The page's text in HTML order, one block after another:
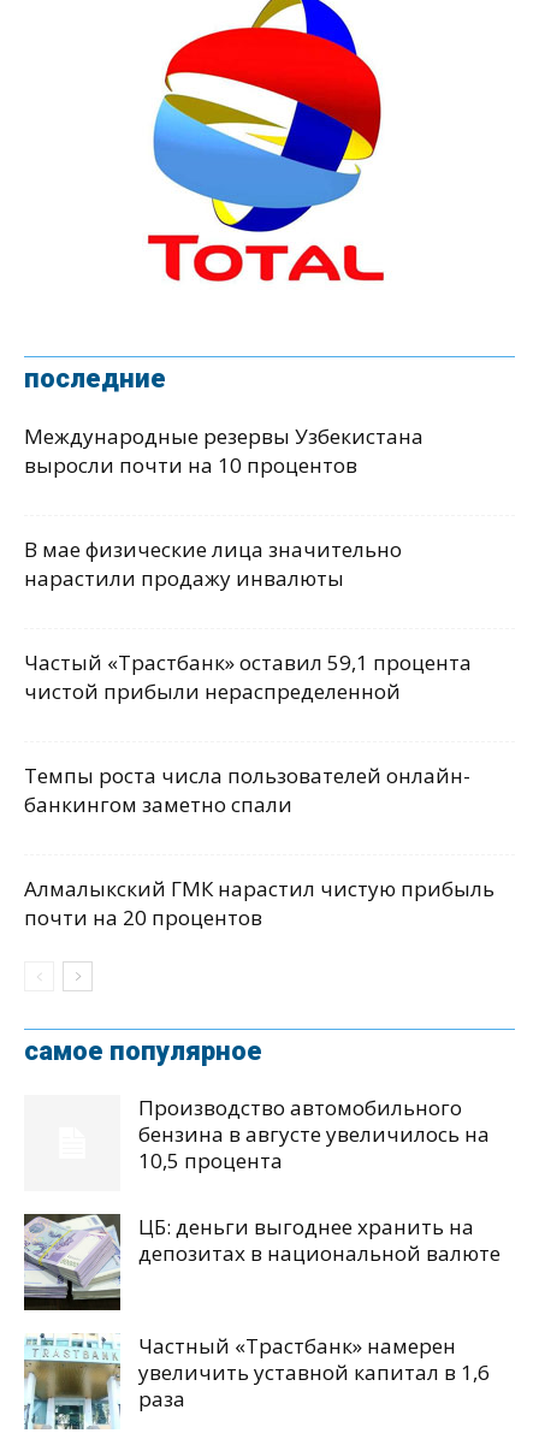
последние
Международные резервы Узбекистана
выросли почти на 10 процентов
В мае физические лица значительно
нарастили продажу инвалюты
Частый «Трастбанк» оставил 59,1 процента
чистой прибыли нераспределенной
Темпы роста числа пользователей онлайн-
банкингом заметно спали
Алмалыкский ГМК нарастил чистую прибыль
почти на 20 процентов
самое популярное
Производство автомобильного
бензина в августе увеличилось на
10,5 процента
ЦБ: деньги выгоднее хранить на
депозитах в национальной валюте
Частный «Трастбанк» намерен
увеличить уставной капитал в 1,6
раза